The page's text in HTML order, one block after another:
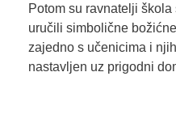
Potom su ravnatelji
uručili simbolične
zajedno s učenicima i
nastavljen uz prigodni